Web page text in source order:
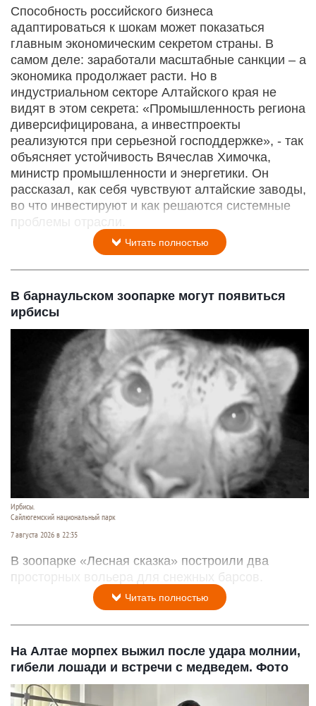
Способность российского бизнеса
адаптироваться к шокам может показаться
главным экономическим секретом страны. В
самом деле: заработали масштабные санкции – а
экономика продолжает расти. Но в
индустриальном секторе Алтайского края не
видят в этом секрета: «Промышленность региона
диверсифицирована, а инвестпроекты
реализуются при серьезной господдержке», - так
объясняет устойчивость Вячеслав Химочка,
министр промышленности и энергетики. Он
рассказал, как себя чувствуют алтайские заводы,
во что инвестируют и как решаются системные
проблемы отрасли.
Читать полностью
В барнаульском зоопарке могут появиться
ирбисы
Ирбисы.
Сайлюгемский национальный парк
7 августа 2026 в 22:35
В зоопарке «Лесная сказка» построили два
просторных вольера для снежных барсов.
Читать полностью
На Алтае морпех выжил после удара молнии,
гибели лошади и встречи с медведем. Фото